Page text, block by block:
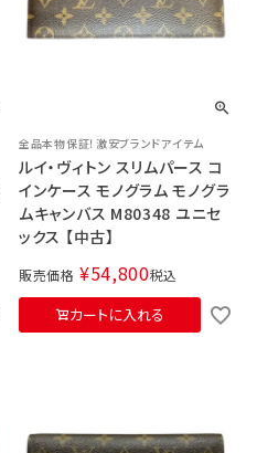
全品本物保証！激安ブランドアイテム
ルイ・ヴィトン スリムパース コ
インケース モノグラム モノグラ
ムキャンバス M80348 ユニセ
ックス 【中古】
販売価格 ¥54,800税込
カートに入れる